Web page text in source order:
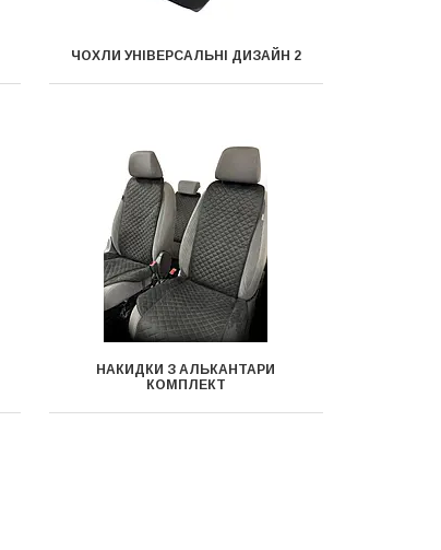
ЧОХЛИ УНІВЕРСАЛЬНІ ДИЗАЙН 2
НАКИДКИ З АЛЬКАНТАРИ
КОМПЛЕКТ